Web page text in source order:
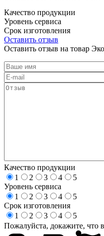
Качество продукции
Уровень сервиса
Срок изготовления
Оставить отзыв
Оставить отзыв на товар
Качество продукции
1
2 3 4
5
Уровень сервиса
1
2 3 4
5
Срок изготовления
1
2 3 4
5
Пожалуйста, докажите, что